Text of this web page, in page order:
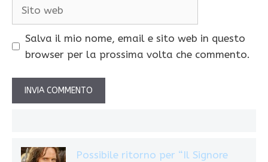
Salva il mio nome, email e sito web in questo
browser per la prossima volta che commento.
Possibile ritorno per “Il Signore